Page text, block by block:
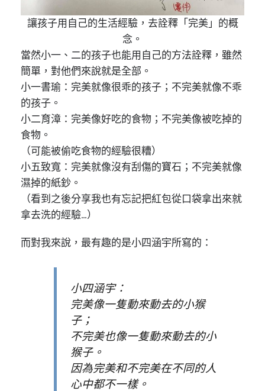
讓孩子用自己的生活經驗，去詮釋「完美」的概
念。
當然小一、二的孩子也能用自己的方法詮釋，雖然
簡單，對他們來說就是全部。
小一書瑜：完美就像很乖的孩子；不完美就像不乖
的孩子。
小二育漳：完美像好吃的食物；不完美像被吃掉的
食物。
（可能被偷吃食物的經驗很糟）
小五致寬：完美就像沒有刮傷的寶石；不完美就像
濕掉的紙鈔。
（看到之後分享我也有忘記把紅包從口袋拿出來就
拿去洗的經驗…）
而對我來說，最有趣的是小四涵宇所寫的：
小四涵宇：
完美像一隻動來動去的小猴
子；
不完美也像一隻動來動去的小
猴子。
因為完美和不完美在不同的人
心中都不一樣。